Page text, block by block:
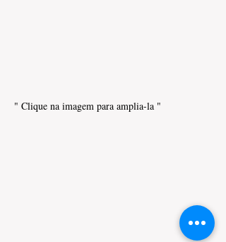
" Clique na imagem para amplia-la "